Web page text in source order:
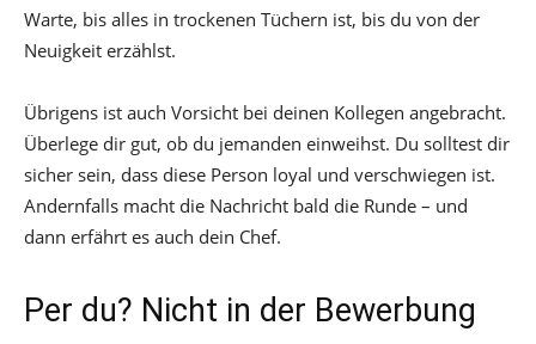
Warte, bis alles in trockenen Tüchern ist, bis du von der
Neuigkeit erzählst.
Übrigens ist auch Vorsicht bei deinen Kollegen angebracht.
Überlege dir gut, ob du jemanden einweihst. Du solltest dir
sicher sein, dass diese Person loyal und verschwiegen ist.
Andernfalls macht die Nachricht bald die Runde – und
dann erfährt es auch dein Chef.
Per du? Nicht in der Bewerbung